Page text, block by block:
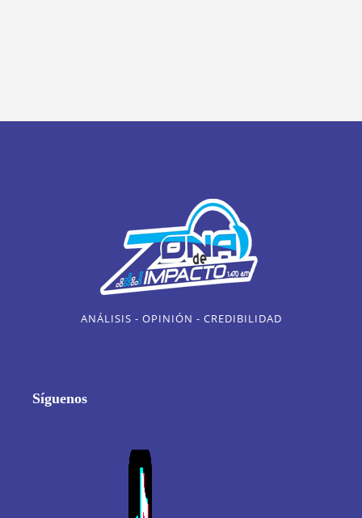
ANÁLISIS - OPINIÓN - CREDIBILIDAD
Síguenos